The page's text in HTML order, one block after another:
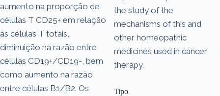
aumento na proporção de
células T CD25+ em relação
às células T totais,
diminuição na razão entre
células CD19+/CD19-, bem
como aumento na razão
entre células B1/B2. Os
the study of the
mechanisms of this and
other homeopathic
medicines used in cancer
therapy.
Tipo